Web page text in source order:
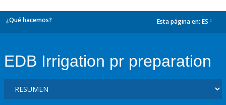
¿Qué hacemos? Esta página en: ES
EDB Irrigation pr preparation